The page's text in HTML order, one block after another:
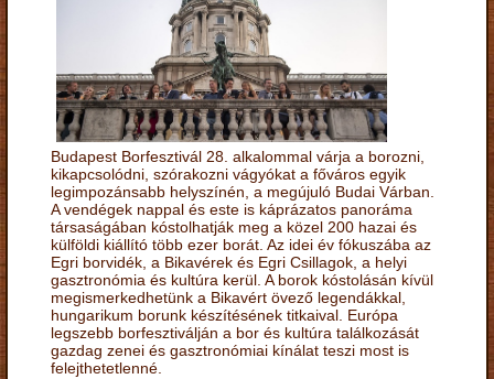
Budapest Borfesztivál 28. alkalommal várja a borozni,
kikapcsolódni, szórakozni vágyókat a főváros egyik
legimpozánsabb helyszínén, a megújuló Budai Várban.
A vendégek nappal és este is káprázatos panoráma
társaságában kóstolhatják meg a közel 200 hazai és
külföldi kiállító több ezer borát. Az idei év fókuszába az
Egri borvidék, a Bikavérek és Egri Csillagok, a helyi
gasztronómia és kultúra kerül. A borok kóstolásán kívül
megismerkedhetünk a Bikavért övező legendákkal,
hungarikum borunk készítésének titkaival. Európa
legszebb borfesztiválján a bor és kultúra találkozását
gazdag zenei és gasztronómiai kínálat teszi most is
felejthetetlenné.